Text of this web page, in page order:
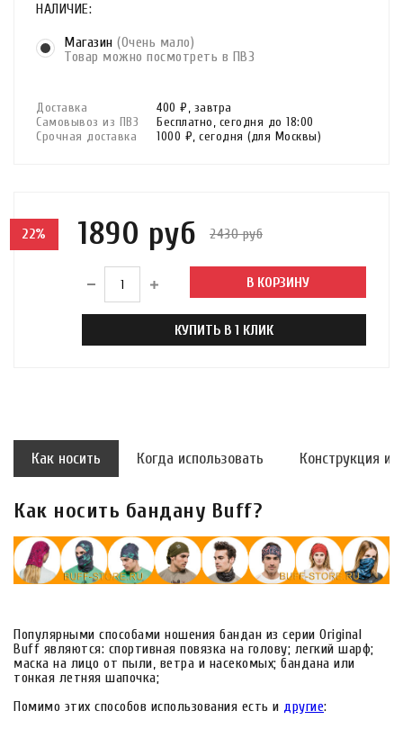
НАЛИЧИЕ:
Магазин (Очень мало)
Товар можно посмотреть в ПВЗ
Доставка 400 ₽, завтра
Самовывоз из ПВЗ
Бесплатно, сегодня до 18:00
Срочная доставка
1000 ₽, сегодня (для Москвы)
22% 1890 руб 2430 руб
В КОРЗИНУ
КУПИТЬ В 1 КЛИК
Как носить Когда использовать Конструкция и
Как носить бандану Buff?
Популярными способами ношения бандан из серии Original
Buff являются: спортивная повязка на голову; легкий шарф;
маска на лицо от пыли, ветра и насекомых; бандана или
тонкая летняя шапочка;
Помимо этих способов использования есть и другие: